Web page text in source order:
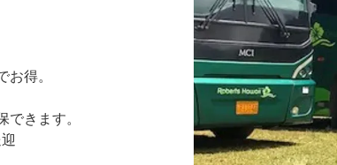
お得。
きます。